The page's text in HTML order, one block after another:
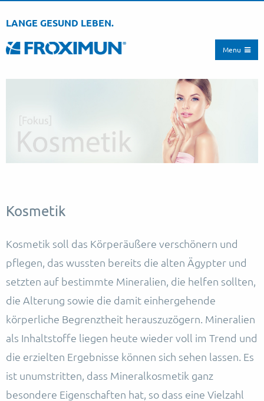
LANGE GESUND LEBEN.
Menu
Kosmetik
Kosmetik soll das Körperäußere verschönern und
pflegen, das wussten bereits die alten Ägypter und
setzten auf bestimmte Mineralien, die helfen sollten,
die Alterung sowie die damit einhergehende
körperliche Begrenztheit herauszuzögern. Mineralien
als Inhaltstoffe liegen heute wieder voll im Trend und
die erzielten Ergebnisse können sich sehen lassen. Es
ist unumstritten, dass Mineralkosmetik ganz
besondere Eigenschaften hat, so dass eine Vielzahl